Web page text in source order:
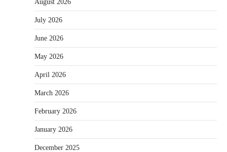
August 2026
July 2026
June 2026
May 2026
April 2026
March 2026
February 2026
January 2026
December 2025